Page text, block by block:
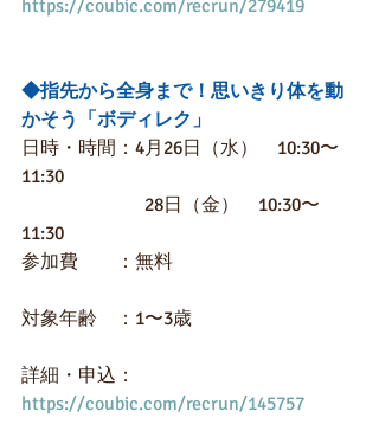
https://coubic.com/recrun/279419
◆指先から全身まで！思いきり体を動
かそう「ボディレク」
日時・時間：4月26日（水）　10:30〜
11:30
28日（金）　10:30〜
11:30
参加費　　：無料
対象年齢　：1〜3歳
詳細・申込：
https://coubic.com/recrun/145757